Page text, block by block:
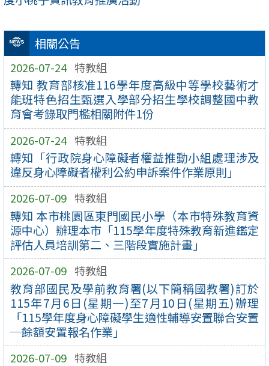
相關公告
2026-07-24 特教組
轉知 教育部核准116學年度高級中等學校藝術才
能班特色招生甄選入學部分招生學校調整國中教
育會考錄取門檻相關附件1份
2026-07-24 特教組
轉知「行政院身心障礙者權益推動小組處理涉及
違反身心障礙者權利公約申訴案件作業原則」
2026-07-09 特教組
轉知 本市桃園區東門國民小學（本市特殊教育資
源中心）辦理本市「115學年度特殊教育新進鑑定
評估人員培訓第二、三階段實施計畫」
2026-07-09 特教組
教育部國民及學前教育署(以下簡稱國教署)訂於
115年7月6日(星期一)至7月10日(星期五)辦理
「115學年度身心障礙學生適性輔導安置聯合安置
─餘額安置報名作業」
2026-07-09 特教組